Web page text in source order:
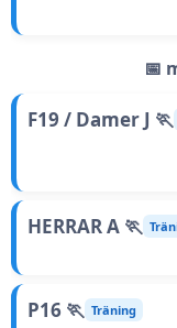
📅
F19 / Damer J 🏃
HERRAR A 🏃
P16 🏃 Träning